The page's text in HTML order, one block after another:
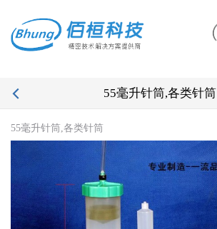
55毫升针筒,各类针筒
55毫升针筒,各类针筒